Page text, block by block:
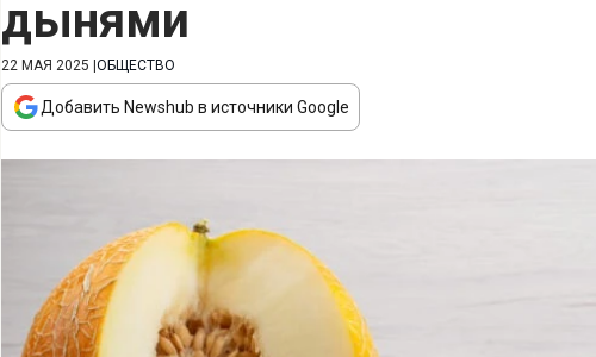
дынями
22 МАЯ 2025 ОБЩЕСТВО
Добавить Newshub в источники Google